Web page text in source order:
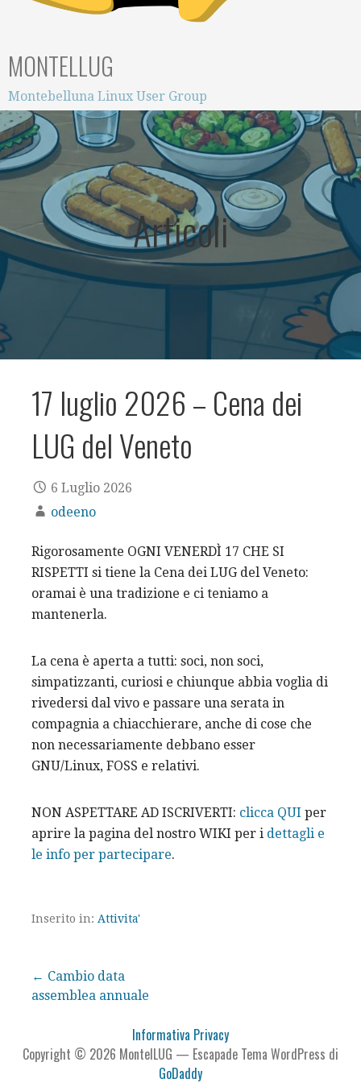
MONTELLUG
Montebelluna Linux User Group
Articoli
17 luglio 2026 – Cena dei
LUG del Veneto
6 Luglio 2026
odeeno
Rigorosamente OGNI VENERDÌ 17 CHE SI
RISPETTI si tiene la Cena dei LUG del Veneto:
oramai è una tradizione e ci teniamo a
mantenerla.
La cena è aperta a tutti: soci, non soci,
simpatizzanti, curiosi e chiunque abbia voglia di
rivedersi dal vivo e passare una serata in
compagnia a chiacchierare, anche di cose che
non necessariamente debbano esser
GNU/Linux, FOSS e relativi.
NON ASPETTARE AD ISCRIVERTI: clicca QUI per
aprire la pagina del nostro WIKI per i dettagli e
le info per partecipare.
Inserito in: Attivita'
Navigazione
← Cambio data
assemblea annuale
Informativa Privacy
Copyright © 2026 MontelLUG — Escapade Tema WordPress di
GoDaddy